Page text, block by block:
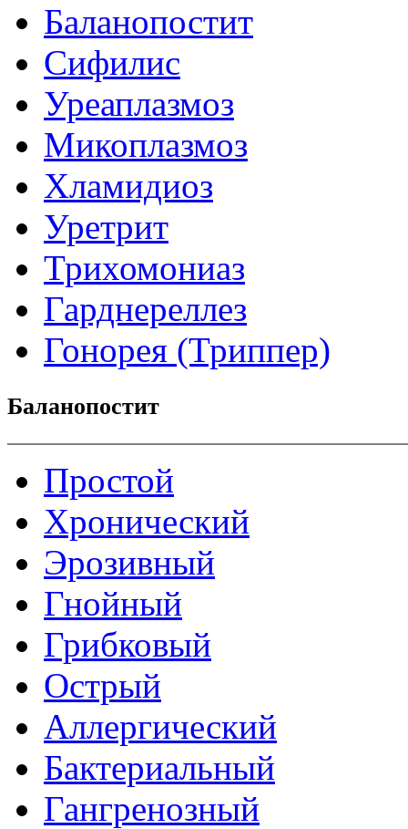
Баланопостит
Сифилис
Уреаплазмоз
Микоплазмоз
Хламидиоз
Уретрит
Трихомониаз
Гарднереллез
Гонорея (Триппер)
Баланопостит
Простой
Хронический
Эрозивный
Гнойный
Грибковый
Острый
Аллергический
Бактериальный
Гангренозный